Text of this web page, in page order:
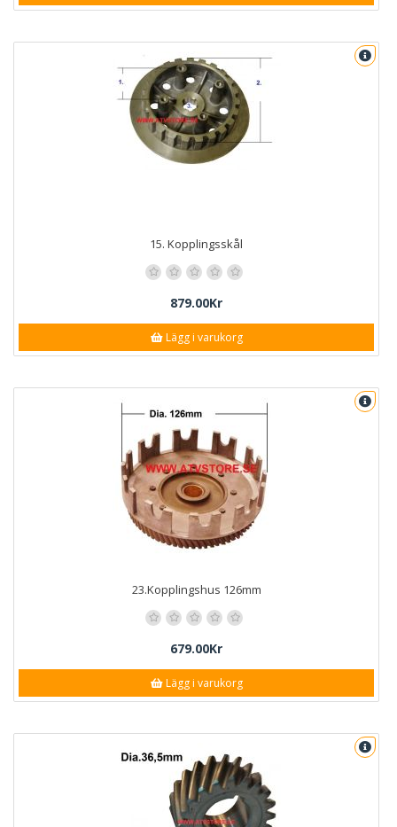
15. Kopplingsskål
879.00Kr
Lägg i varukorg
23.Kopplingshus 126mm
679.00Kr
Lägg i varukorg